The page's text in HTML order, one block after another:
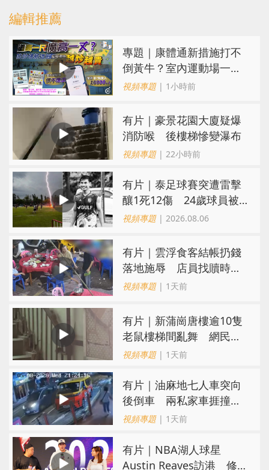
編輯推薦
專題｜康體通新措施打不
倒黃牛？室內運動場一場
難求越炒越貴
視頻專題| 1小時前
有片｜豪景花園大廈疑爆
消防喉 後樓梯慘變瀑布
視頻專題| 22小時前
有片｜泰足球賽突遭雷擊
釀1死12傷 24歲球員被
閃電劈中亡
視頻專題| 2026.08.06
​有片｜雲浮食客結帳扔錢
落地施辱 店員找贖時還
施彼身獲老闆肯定
視頻專題| 1天前
有片｜新蒲崗唐樓逾10隻
老鼠樓梯間亂舞 網民嚇
親：每次經過都要好大勇
視頻專題| 1天前
有片｜油麻地七人車突向
後倒車 兩私家車捱撞
司機不顧而去
視頻專題| 1天前
有片｜NBA湖人球星
Austin Reaves訪港 修